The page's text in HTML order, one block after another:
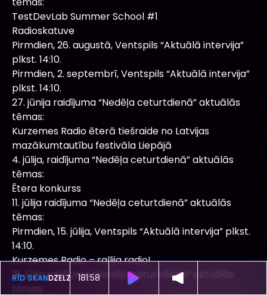
ŠOBRĪD SKAN DZELZS VILKS -
181:54
TestDevLab Summer School #1
Radioskatuve
Pirmdien, 26. augustā, Ventspils “Aktuālā intervija”
plkst. 14:10.
Pirmdien, 2. septembrī, Ventspils “Aktuālā intervija”
plkst. 14:10.
27. jūnija raidījuma “Nedēļa ceturtdienā” aktuālās
tēmas:
Kurzemes Radio ēterā tiešraide no Latvijas
mazākumtautību festivāla Liepājā
4. jūlija, raidījuma “Nedēļa ceturtdienā” aktuālās
tēmas:
Ētera konkurss
11. jūlija raidījuma “Nedēļa ceturtdienā” aktuālās
tēmas:
Pirmdien, 15. jūlija, Ventspils “Aktuālā intervija” plkst.
14:10.
Kurzemes Radio – rallija radio!
18. jūlija raidījuma “Nedēļa ceturtdienā” aktuālās
tēmas: